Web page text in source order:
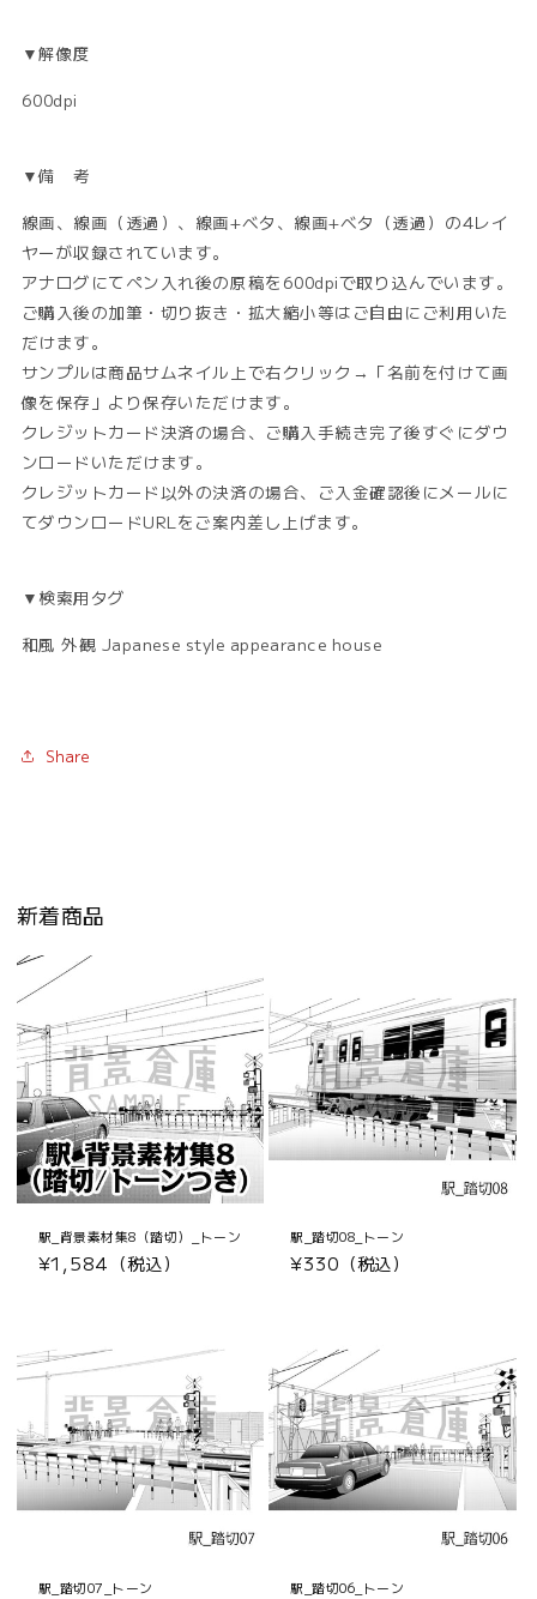
▼解像度
600dpi
▼備 考
線画、線画（透過）、線画+ベタ、線画+ベタ（透過）の4レイ
ヤーが収録されています。
アナログにてペン入れ後の原稿を600dpiで取り込んでいます。
ご購入後の加筆・切り抜き・拡大縮小等はご自由にご利用いた
だけます。
サンプルは商品サムネイル上で右クリック→「名前を付けて画
像を保存」より保存いただけます。
クレジットカード決済の場合、ご購入手続き完了後すぐにダウ
ンロードいただけます。
クレジットカード以外の決済の場合、ご入金確認後にメールに
てダウンロードURLをご案内差し上げます。
▼検索用タグ
和風 外観 Japanese style appearance house
Share
新着商品
駅_背景素材集8（踏切）_トーン
通
¥1,584（税込）
駅_踏切08_トーン
通
¥330（税込）
駅_踏切07_トーン 駅_踏切06_トーン